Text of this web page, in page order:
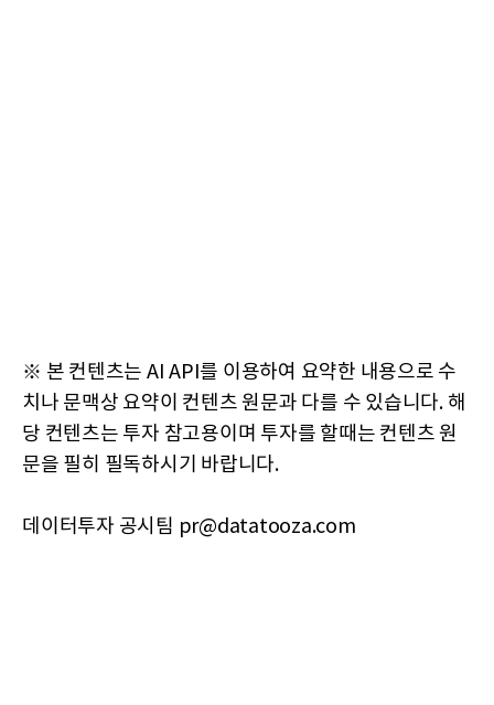
※ 본 컨텐츠는 AI API를 이용하여 요약한 내용으로 수
치나 문맥상 요약이 컨텐츠 원문과 다를 수 있습니다. 해
당 컨텐츠는 투자 참고용이며 투자를 할때는 컨텐츠 원
문을 필히 필독하시기 바랍니다.
데이터투자 공시팀 pr@datatooza.com